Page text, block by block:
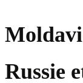
Russie